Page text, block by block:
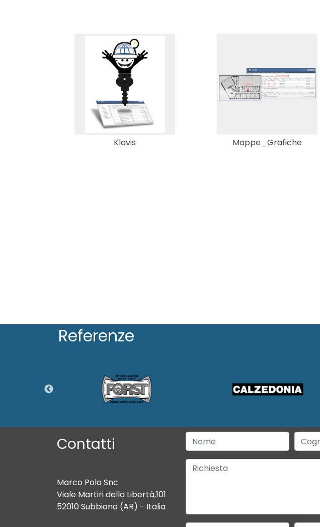
Klavis Mappe_Grafiche
Referenze
Contatti
Marco Polo Snc
Viale Martiri della Libertà,101
52010 Subbiano (AR) - Italia